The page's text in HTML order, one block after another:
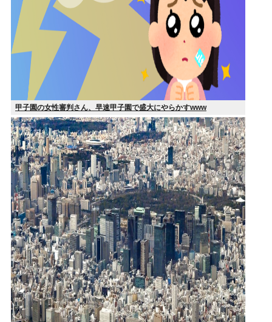
甲子園の女性審判さん、早速甲子園で盛大にやらかすwww